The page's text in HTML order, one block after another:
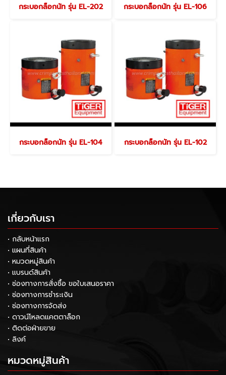
กระบอกล็อกนัท รุ่น EL-202 กระบอกล็อกนัท รุ่น EL-106
กระบอกล็อกนัท รุ่น EL-104 กระบอกล็อกนัท รุ่น EL-102
เกี่ยวกับเรา
• กลับหน้าแรก
• แผนที่สินค้า
• หมวดหมู่สินค้า
• แบรนด์สินค้า
• ช่องทางการสั่งซื้อ ขอใบเสนอราคา
• ช่องทางการชำระเงิน
• ช่องทางการจัดส่ง
• ดาวน์โหลดแคตตาล็อก
• ติดต่อฝ่ายขาย
• ลิงค์
หมวดหมู่สินค้า